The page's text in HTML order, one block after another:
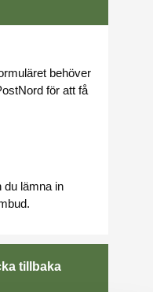
behöver
för att få
du lämna in
tillbaka